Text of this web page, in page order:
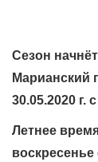
Сезон
Марианский
30.05.2020 г.
Летнее
воскресенье